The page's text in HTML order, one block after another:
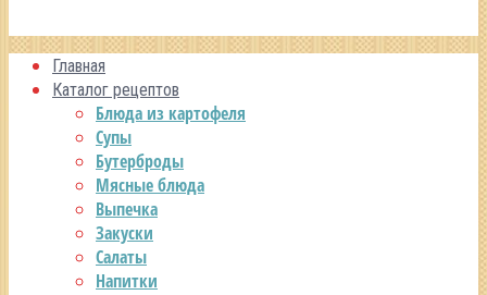
Главная
Каталог рецептов
Блюда из картофеля
Супы
Бутерброды
Мясные блюда
Выпечка
Закуски
Салаты
Напитки